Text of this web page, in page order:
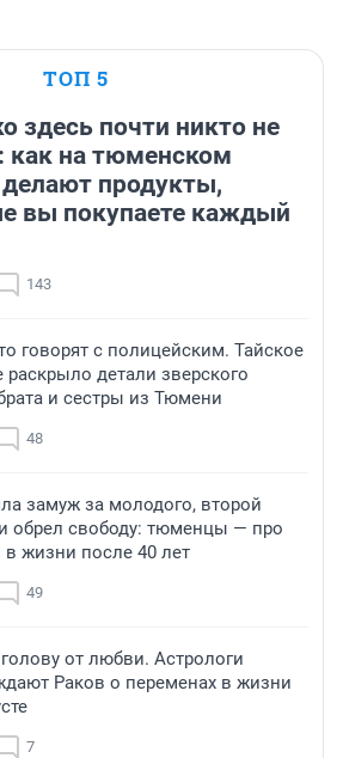
ТОП 5
здесь почти никто не
как на тюменском
продукты,
вы покупаете каждый
143
говорят с полицейским. Тайское
раскрыло детали зверского
и сестры из Тюмени
48
замуж за молодого, второй
обрел свободу: тюменцы — про
жизни после 40 лет
49
от любви. Астрологи
Раков о переменах в жизни
7